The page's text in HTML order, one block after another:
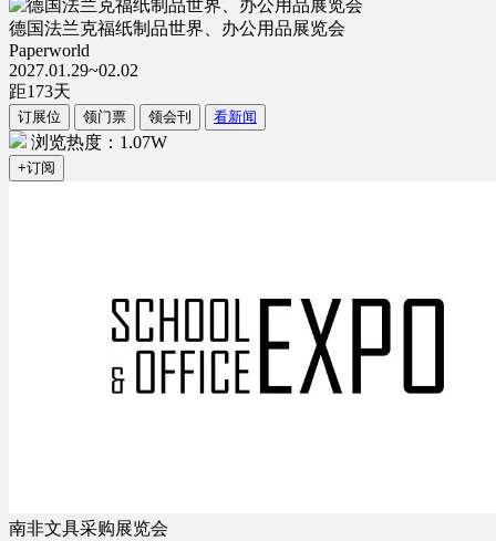
德国法兰克福纸制品世界、办公用品展览会
Paperworld
2027.01.29~02.02
距173天
订展位 领门票 领会刊 看新闻
浏览热度：1.07W
+订阅
南非文具采购展览会